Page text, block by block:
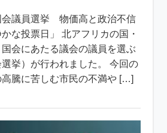
会議員選挙 物価高と政治不信
な投票日」 北アフリカの国・
会にあたる議会の議員を選ぶ
挙）が行われました。 今回の
騰に苦しむ市民の不満や […]